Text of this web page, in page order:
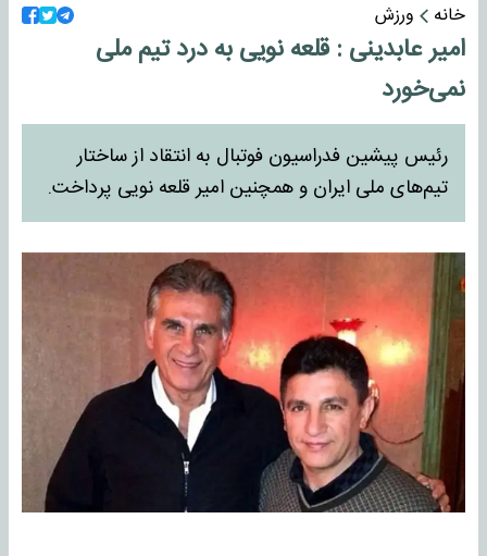
خانه
ورزش
امیر عابدینی : قلعه نویی به درد تیم ملی
نمی‌خورد
رئیس پیشین فدراسیون فوتبال به انتقاد از ساختار
تیم‌های ملی ایران و همچنین امیر قلعه نویی پرداخت.